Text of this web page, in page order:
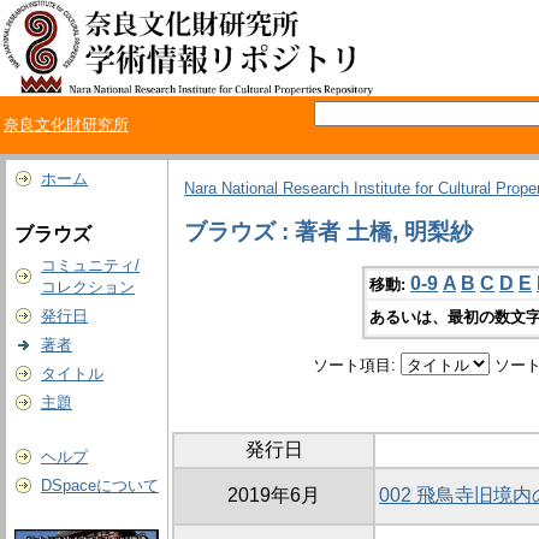
奈良文化財研究所
ホーム
ブラウズ
コミュニティ/
コレクション
発行日
著者
タイトル
主題
ヘルプ
DSpaceについて
Nara National Research Institute for Cultural
ブラウズ : 著者 土橋, 明梨紗
移動: 0-9 A B C D E
あるいは、最初の数文
ソート項目: ソー
発行日
2019年6月 002 飛鳥寺旧境内